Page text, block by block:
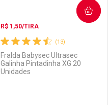
(13)
R$ 1,50/TIRA
Fralda Babysec Ultrasec
Galinha Pintadinha XG 20
Unidades
COMPRAR